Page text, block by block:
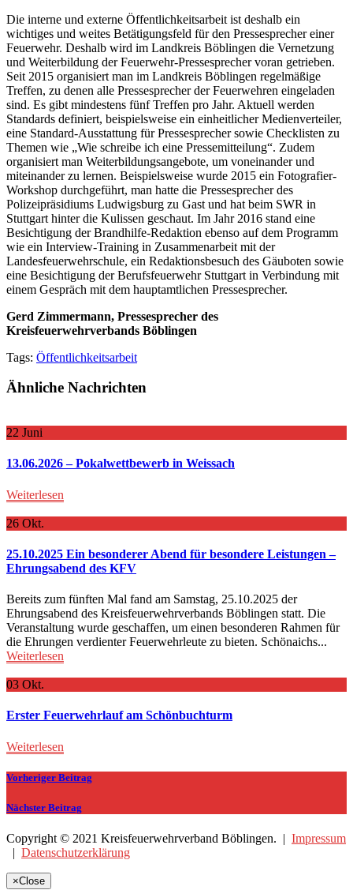
Die interne und externe Öffentlichkeitsarbeit ist deshalb ein
wichtiges und weites Betätigungsfeld für den Pressesprecher einer
Feuerwehr. Deshalb wird im Landkreis Böblingen die Vernetzung
und Weiterbildung der Feuerwehr-Pressesprecher voran getrieben.
Seit 2015 organisiert man im Landkreis Böblingen regelmäßige
Treffen, zu denen alle Pressesprecher der Feuerwehren eingeladen
sind. Es gibt mindestens fünf Treffen pro Jahr. Aktuell werden
Standards definiert, beispielsweise ein einheitlicher Medienverteiler,
eine Standard-Ausstattung für Pressesprecher sowie Checklisten zu
Themen wie „Wie schreibe ich eine Pressemitteilung“. Zudem
organisiert man Weiterbildungsangebote, um voneinander und
miteinander zu lernen. Beispielsweise wurde 2015 ein Fotografier-
Workshop durchgeführt, man hatte die Pressesprecher des
Polizeipräsidiums Ludwigsburg zu Gast und hat beim SWR in
Stuttgart hinter die Kulissen geschaut. Im Jahr 2016 stand eine
Besichtigung der Brandhilfe-Redaktion ebenso auf dem Programm
wie ein Interview-Training in Zusammenarbeit mit der
Landesfeuerwehrschule, ein Redaktionsbesuch des Gäuboten sowie
eine Besichtigung der Berufsfeuerwehr Stuttgart in Verbindung mit
einem Gespräch mit dem hauptamtlichen Pressesprecher.
Gerd Zimmermann, Pressesprecher des
Kreisfeuerwehrverbands Böblingen
Tags: Öffentlichkeitsarbeit
Ähnliche Nachrichten
22 Juni
13.06.2026 – Pokalwettbewerb in Weissach
Weiterlesen
26 Okt.
25.10.2025 Ein besonderer Abend für besondere Leistungen –
Ehrungsabend des KFV
Bereits zum fünften Mal fand am Samstag, 25.10.2025 der
Ehrungsabend des Kreisfeuerwehrverbands Böblingen statt. Die
Veranstaltung wurde geschaffen, um einen besonderen Rahmen für
die Ehrungen verdienter Feuerwehrleute zu bieten. Schönaichs...
Weiterlesen
03 Okt.
Erster Feuerwehrlauf am Schönbuchturm
Weiterlesen
Vorheriger Beitrag
Nächster Beitrag
Copyright © 2021 Kreisfeuerwehrverband Böblingen. | Impressum
| Datenschutzerklärung
×Close